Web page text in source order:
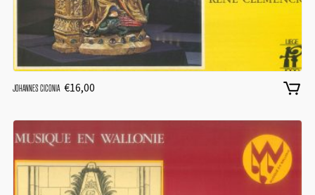
JOHANNES CICONIA €16,00